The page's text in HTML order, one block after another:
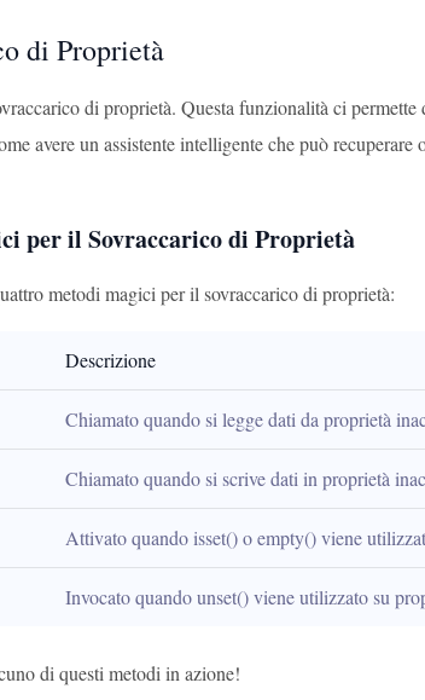
di Proprietà
di proprietà. Questa funzionalità ci
avere un assistente intelligente che può
per il Sovraccarico di Proprietà
metodi magici per il sovraccarico di proprietà:
Descrizione
Chiamato quando si legge dati da proprietà
Chiamato quando si scrive dati in proprietà
Attivato quando isset() o empty() viene
Invocato quando unset() viene utilizzato su
di questi metodi in azione!